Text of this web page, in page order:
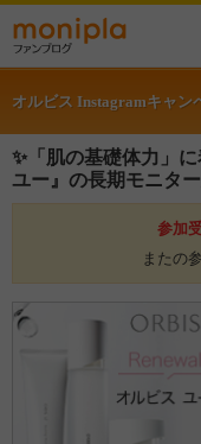
オルビス Instagramキャン
✨「肌の基礎体力」
ユー』の長期モニタ
参加
またの